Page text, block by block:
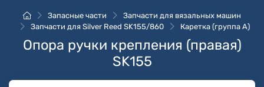
Запасные части
Запчасти для вязальных машин
Запчасти для Silver Reed SK155/860
Каретка (группа A)
Опора ручки крепления (правая)
SK155